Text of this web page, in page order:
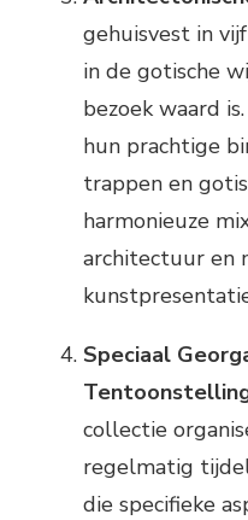
gehuisvest in
in de gotische
bezoek waard
hun prachtige
trappen en
harmonieuze
architectuur en
Speciaal
collectie
regelmatig
die specifieke